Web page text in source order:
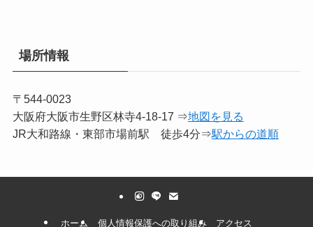
場所情報
〒544-0023
大阪府大阪市生野区林寺4-18-17 ⇒地図を見る
JR大和路線・東部市場前駅 徒歩4分⇒駅からの道順
ホーム 個人情報保護への取り組み アクセス